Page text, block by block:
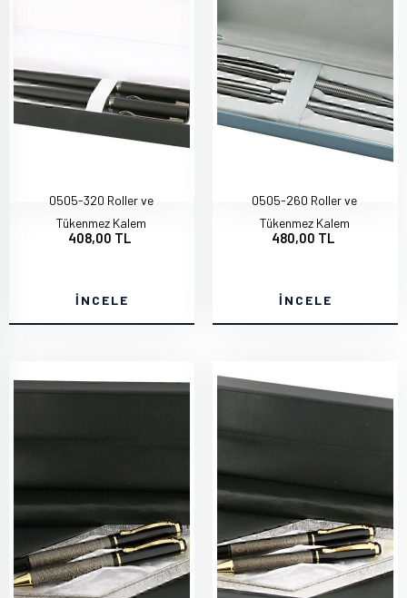
0505-320 Roller ve
Tükenmez Kalem
408,00 TL
İNCELE
0505-260 Roller ve
Tükenmez Kalem
480,00 TL
İNCELE